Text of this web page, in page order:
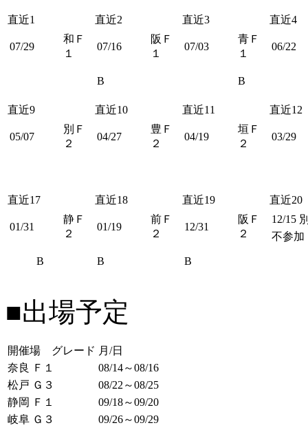
直近1 直近2 直近3 直近4
07/29
和Ｆ
１
07/16
阪Ｆ
１
B
07/03
青Ｆ
１
B
06/22
直近9 直近10 直近11 直近12
05/07
別Ｆ
２
04/27
豊Ｆ
２
04/19
垣Ｆ
２
03/29
直近17 直近18 直近19 直近20
01/31
静Ｆ
２
B
01/19
前Ｆ
２
B
12/31
阪Ｆ
２
B
12/15
不参加
■出場予定
開催場 グレード 月/日
奈良 Ｆ１
08/14～08/16
松戸 Ｇ３
08/22～08/25
静岡 Ｆ１
09/18～09/20
岐阜 Ｇ３
09/26～09/29